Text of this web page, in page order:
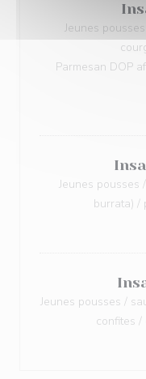
Jeunes
Parmesan DOP
Jeunes pousses
burrata) /
Jeunes pousses /
confites